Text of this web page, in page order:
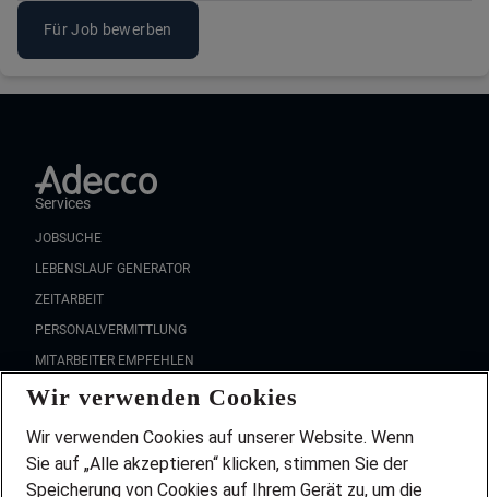
Für Job bewerben
Services
JOBSUCHE
LEBENSLAUF GENERATOR
ZEITARBEIT
PERSONALVERMITTLUNG
MITARBEITER EMPFEHLEN
FAQ
Wir stellen ein!
DEINE BERUFSGRUPPE
DEINE LEBENSSITUATION
Wir verwenden Cookies
Wir verwenden Cookies auf unserer Website. Wenn
Sie auf „Alle akzeptieren“ klicken, stimmen Sie der
Speicherung von Cookies auf Ihrem Gerät zu, um die